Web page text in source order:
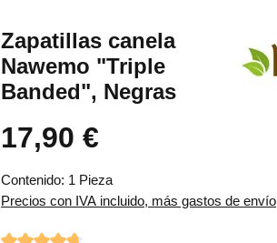
Zapatillas canela
Nawemo "Triple
Banded", Negras
Precio normal:
17,90 €
Contenido: 1 Pieza
Precios con IVA incluido, más gastos de envío